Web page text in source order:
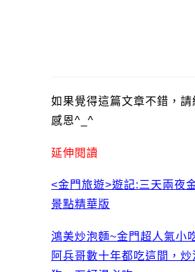
如果覺得這篇文章不錯，請
感恩^_^
延伸閱讀
<金門旅遊>遊記:三天兩夜
景點精華版
鴻美炒泡麵~金門超人氣小
阿兵哥數十年都吃這間，